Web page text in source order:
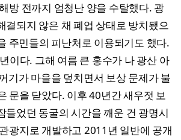
방 전까지 엄청난 양을 수탈했다. 광
결되지 않은 채 폐업 상태로 방치됐으
주민들의 피난처로 이용되기도 했다.
이다. 그해 여름 큰 홍수가 나 광산 아
기가 마을을 덮치면서 보상 문제가 불
문을 닫았다. 이후 40년간 새우젓 보
들었던 동굴의 시간을 깨운 건 광명시
광지로 개발하고 2011년 일반에 공개